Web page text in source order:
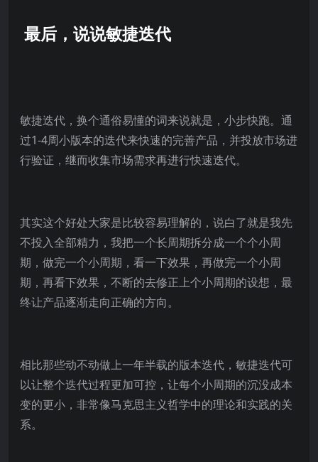
最后，说说敏捷迭代
敏捷迭代，换个通俗易懂的词来说就是，小步快跑。通
过1-4周小版本的迭代来快速的完善产品，并投放市场进
行验证，继而收集市场需求再进行快速迭代。
其实这个好处大家是比较容易理解的，说白了就是我先
不投入全部精力，我把一个长周期拆分成一个个小周
期，做完一个小周期，看一下效果，再做完一个小周
期，再看下效果，不断的去修正上个小周期的设想，最
终让产品逐渐走向正确的方向。
相比那些动不动做上一年半载的版本迭代，敏捷迭代可
以让整个迭代过程更加可控，让每个小周期的沉没成本
变的更小，非常像马克思主义哲学中的理论和实践的关
系。